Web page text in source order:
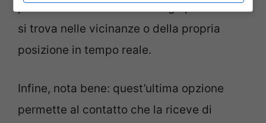
posto ci troviamo e in un luogo preciso che
si trova nelle vicinanze o della propria
posizione in tempo reale.
Infine, nota bene: quest’ultima opzione
permette al contatto che la riceve di